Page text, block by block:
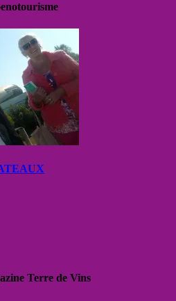
Terre de Vins